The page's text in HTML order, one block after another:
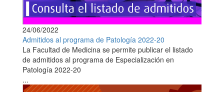
24/06/2022
Admitidos al programa de Patología 2022-20
La Facultad de Medicina se permite publicar el listado
de admitidos al programa de Especialización en
Patología 2022-20
...